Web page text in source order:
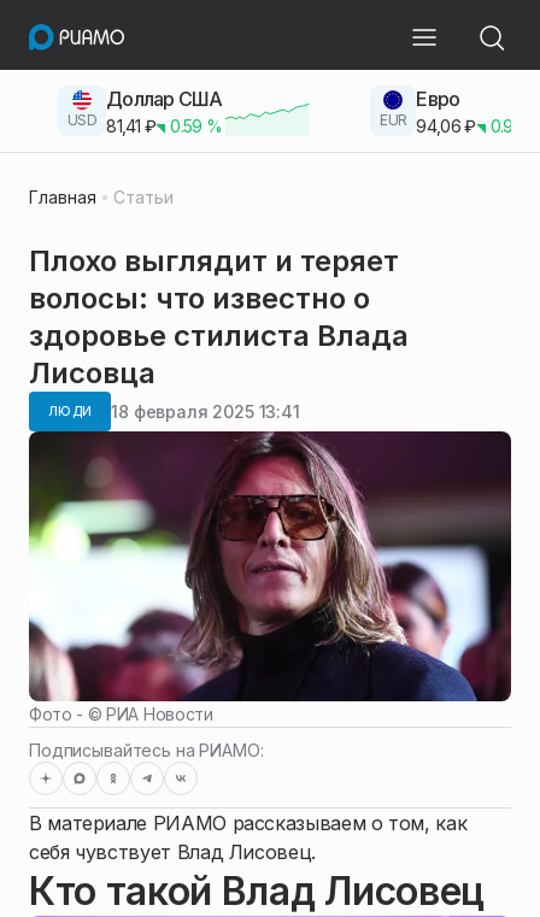
USD
Доллар США
81,41 ₽ 0.59 % EUR
Евро
94,06₽ 0.93
Главная Статьи
Плохо выглядит и теряет
волосы: что известно о
здоровье стилиста Влада
Лисовца
ЛЮДИ 18 февраля 2025 13:41
Фото - ©РИА Новости
Подписывайтесь на РИАМО:
В материале РИАМО рассказываем о том, как
себя чувствует Влад Лисовец.
Кто такой Влад Лисовец